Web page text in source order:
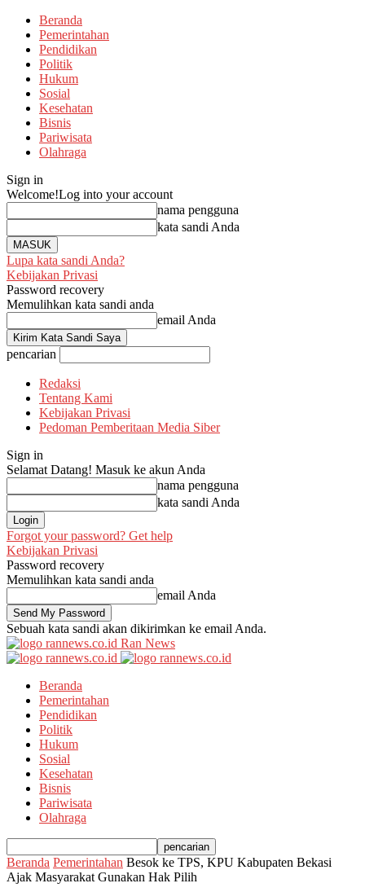
Beranda
Pemerintahan
Pendidikan
Politik
Hukum
Sosial
Kesehatan
Bisnis
Pariwisata
Olahraga
Sign in
Welcome!Log into your account
nama pengguna
kata sandi Anda
Lupa kata sandi Anda?
Kebijakan Privasi
Password recovery
Memulihkan kata sandi anda
email Anda
pencarian
Redaksi
Tentang Kami
Kebijakan Privasi
Pedoman Pemberitaan Media Siber
Sign in
Selamat Datang! Masuk ke akun Anda
nama pengguna
kata sandi Anda
Forgot your password? Get help
Kebijakan Privasi
Password recovery
Memulihkan kata sandi anda
email Anda
Sebuah kata sandi akan dikirimkan ke email Anda.
Ran News
Beranda
Pemerintahan
Pendidikan
Politik
Hukum
Sosial
Kesehatan
Bisnis
Pariwisata
Olahraga
Beranda Pemerintahan Besok ke TPS, KPU Kabupaten Bekasi
Ajak Masyarakat Gunakan Hak Pilih